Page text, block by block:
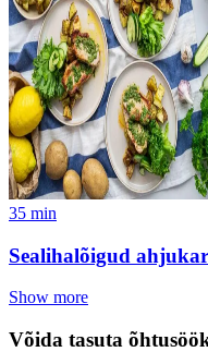
35 min
Sealihalõigud
Show more
Võida tasuta